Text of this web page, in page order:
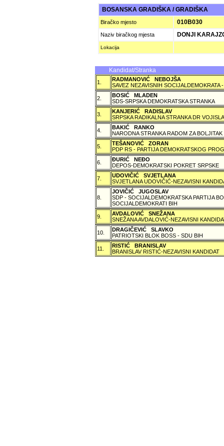
BOSANSKA GRADIŠKA / GRADIŠKA
Biračko mjesto 010B030
Naziv biračkog mjesta DONJI
Lokacija
Kandidat/Stranka
1.
RADMANOVIĆ NEBOJŠA
SAVEZ NEZAVISNIH SOCIJALDEMOKRATA
2.
BOSIĆ MLADEN
SDS-SRPSKA DEMOKRATSKA STRANKA
3.
KANJERIĆ RADISLAV
SRPSKA RADIKALNA STRANKA DR
4.
BAKIĆ RANKO
NARODNA STRANKA RADOM ZA BOLJITAK
5.
TEŠANOVIĆ ZORAN
PDP RS - PARTIJA DEMOKRATSKOG
6.
ÐURIĆ NEÐO
DEPOS-DEMOKRATSKI POKRET SRPSKE
7.
UDOVIČIĆ SVJETLANA
SVJETLANA UDOVIČIĆ-NEZAVISNI
8.
JOVIČIĆ JUGOSLAV
SDP - SOCIJALDEMOKRATSKA PARTIJA
SOCIJALDEMOKRATI BIH
9.
AVDALOVIĆ SNEŽANA
SNEŽANA AVDALOVIĆ-NEZAVISNI
10.
DRAGIČEVIĆ SLAVKO
PATRIOTSKI BLOK BOSS - SDU BIH
11.
RISTIĆ BRANISLAV
BRANISLAV RISTIĆ-NEZAVISNI KANDIDAT